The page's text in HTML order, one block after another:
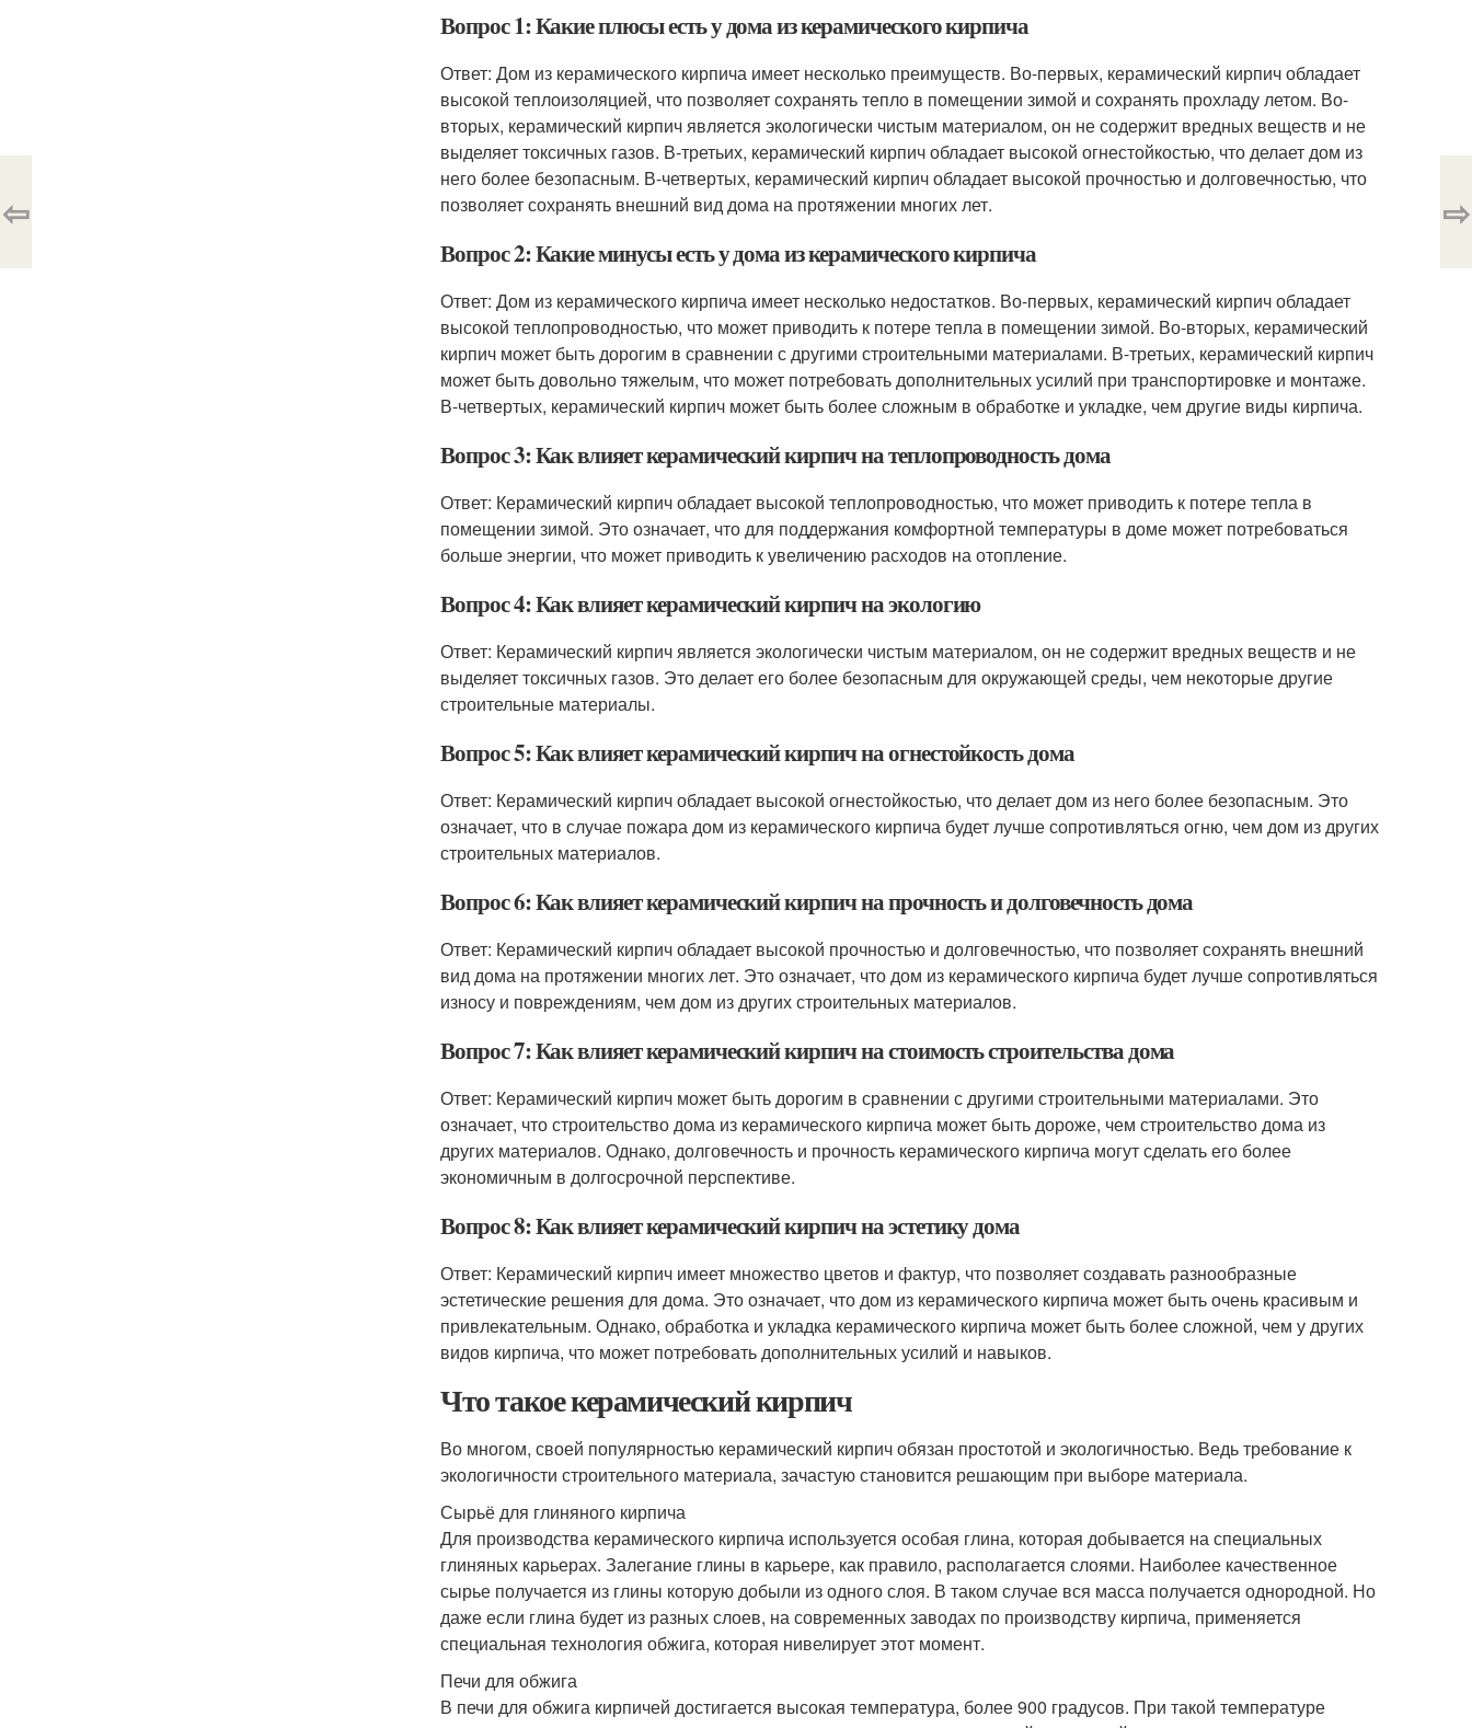
Вопрос 1: Какие плюсы есть у дома из керамического кирпича
Ответ: Дом из керамического кирпича имеет несколько преимуществ. Во-первых, керамический кирпич обладает
высокой теплоизоляцией, что позволяет сохранять тепло в помещении зимой и сохранять прохладу летом. Во-
вторых, керамический кирпич является экологически чистым материалом, он не содержит вредных веществ и не
выделяет токсичных газов. В-третьих, керамический кирпич обладает высокой огнестойкостью, что делает дом из
него более безопасным. В-четвертых, керамический кирпич обладает высокой прочностью и долговечностью, что
позволяет сохранять внешний вид дома на протяжении многих лет.
Вопрос 2: Какие минусы есть у дома из керамического кирпича
Ответ: Дом из керамического кирпича имеет несколько недостатков. Во-первых, керамический кирпич обладает
высокой теплопроводностью, что может приводить к потере тепла в помещении зимой. Во-вторых, керамический
кирпич может быть дорогим в сравнении с другими строительными материалами. В-третьих, керамический кирпич
может быть довольно тяжелым, что может потребовать дополнительных усилий при транспортировке и монтаже.
В-четвертых, керамический кирпич может быть более сложным в обработке и укладке, чем другие виды кирпича.
Вопрос 3: Как влияет керамический кирпич на теплопроводность дома
Ответ: Керамический кирпич обладает высокой теплопроводностью, что может приводить к потере тепла в
помещении зимой. Это означает, что для поддержания комфортной температуры в доме может потребоваться
больше энергии, что может приводить к увеличению расходов на отопление.
Вопрос 4: Как влияет керамический кирпич на экологию
Ответ: Керамический кирпич является экологически чистым материалом, он не содержит вредных веществ и не
выделяет токсичных газов. Это делает его более безопасным для окружающей среды, чем некоторые другие
строительные материалы.
Вопрос 5: Как влияет керамический кирпич на огнестойкость дома
Ответ: Керамический кирпич обладает высокой огнестойкостью, что делает дом из него более безопасным. Это
означает, что в случае пожара дом из керамического кирпича будет лучше сопротивляться огню, чем дом из других
строительных материалов.
Вопрос 6: Как влияет керамический кирпич на прочность и долговечность дома
Ответ: Керамический кирпич обладает высокой прочностью и долговечностью, что позволяет сохранять внешний
вид дома на протяжении многих лет. Это означает, что дом из керамического кирпича будет лучше сопротивляться
износу и повреждениям, чем дом из других строительных материалов.
Вопрос 7: Как влияет керамический кирпич на стоимость строительства дома
Ответ: Керамический кирпич может быть дорогим в сравнении с другими строительными материалами. Это
означает, что строительство дома из керамического кирпича может быть дороже, чем строительство дома из
других материалов. Однако, долговечность и прочность керамического кирпича могут сделать его более
экономичным в долгосрочной перспективе.
Вопрос 8: Как влияет керамический кирпич на эстетику дома
Ответ: Керамический кирпич имеет множество цветов и фактур, что позволяет создавать разнообразные
эстетические решения для дома. Это означает, что дом из керамического кирпича может быть очень красивым и
привлекательным. Однако, обработка и укладка керамического кирпича может быть более сложной, чем у других
видов кирпича, что может потребовать дополнительных усилий и навыков.
Что такое керамический кирпич
Во многом, своей популярностью керамический кирпич обязан простотой и экологичностью. Ведь требование к
экологичности строительного материала, зачастую становится решающим при выборе материала.
Сырьё для глиняного кирпича
Для производства керамического кирпича используется особая глина, которая добывается на специальных
глиняных карьерах. Залегание глины в карьере, как правило, располагается слоями. Наиболее качественное
сырье получается из глины которую добыли из одного слоя. В таком случае вся масса получается однородной. Но
даже если глина будет из разных слоев, на современных заводах по производству кирпича, применяется
специальная технология обжига, которая нивелирует этот момент.
Печи для обжига
В печи для обжига кирпичей достигается высокая температура, более 900 градусов. При такой температуре
⇦ ⇨